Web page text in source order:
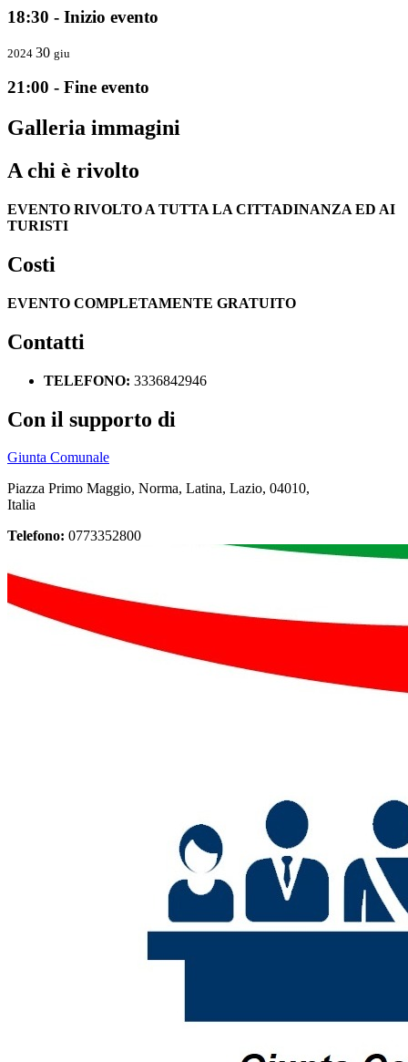
18:30 - Inizio evento
2024 30 giu
21:00 - Fine evento
Galleria immagini
A chi è rivolto
EVENTO RIVOLTO A TUTTA LA CITTADINANZA ED AI
TURISTI
Costi
EVENTO COMPLETAMENTE GRATUITO
Contatti
TELEFONO: 3336842946
Con il supporto di
Giunta Comunale
Piazza Primo Maggio, Norma, Latina, Lazio, 04010,
Italia
Telefono: 0773352800